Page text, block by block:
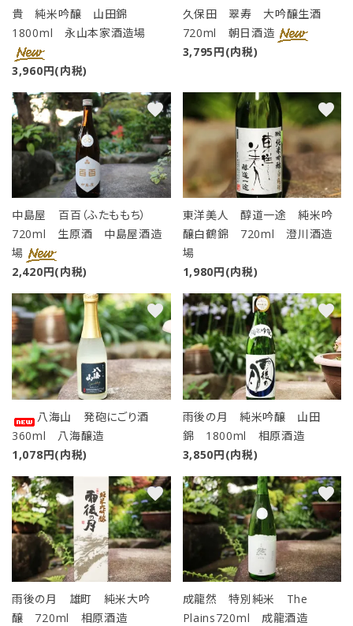
貴 純米吟醸 山田錦
1800ml 永山本家酒造場
3,960円(内税)
久保田 翠寿 大吟醸生酒
720ml 朝日酒造
3,795円(内税)
中島屋 百百（ふたももち）
720ml 生原酒 中島屋酒造
場
2,420円(内税)
favorite
東洋美人 醇道一途 純米吟
醸白鶴錦 720ml 澄川酒造
場
1,980円(内税)
favorite
八海山 発砲にごり酒
360ml 八海醸造
1,078円(内税)
favorite
雨後の月 純米吟醸 山田
錦 1800ml 相原酒造
3,850円(内税)
favorite
雨後の月 雄町 純米大吟
醸 720ml 相原酒造
favorite
成龍然 特別純米 The
Plains720ml 成龍酒造
favorite
キーワード
カテゴリー
検索する
close